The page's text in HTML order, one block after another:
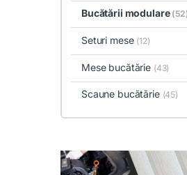
Bucătării modulare
Seturi mese (12)
Mese bucătărie (43)
Scaune bucătărie (45)